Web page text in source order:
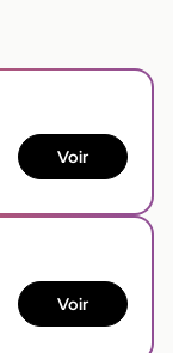
Voir
Voir